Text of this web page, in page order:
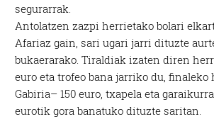
segurarrak.
Antolatzen zazpi herrietako bolari
Afariaz gain, sari ugari jarri dituzte
bukaerarako. Tiraldiak izaten diren
euro eta trofeo bana jarriko du,
Gabiria– 150 euro, txapela eta
eurotik gora banatuko dituzte saritan.